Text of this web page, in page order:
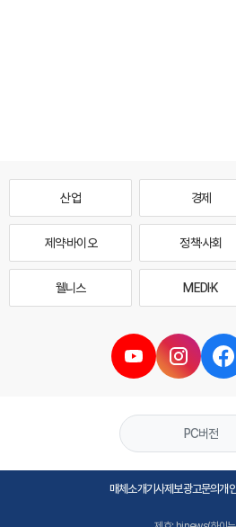
산업 경제
제약·바이오 정책·사회
웰니스 MEDI·K
PC버전
매체소개기사제보광고문의개